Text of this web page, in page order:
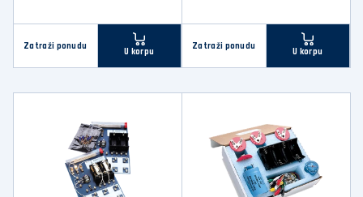
Zatraži ponudu
U korpu
Zatraži ponudu
U korpu